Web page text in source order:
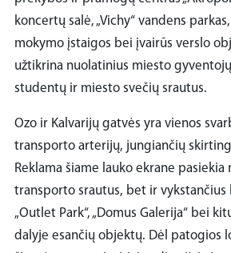
koncertų salė, „Vichy“ vandens
mokymo įstaigos bei įvairūs verslo
užtikrina nuolatinius miesto
studentų ir miesto svečių srautus.
Ozo ir Kalvarijų gatvės yra vienos
transporto arterijų, jungiančių
Reklama šiame lauko ekrane pasiekia
transporto srautus, bet ir
„Outlet Park“, „Domus Galerija“ bei
dalyje esančių objektų. Dėl patogios